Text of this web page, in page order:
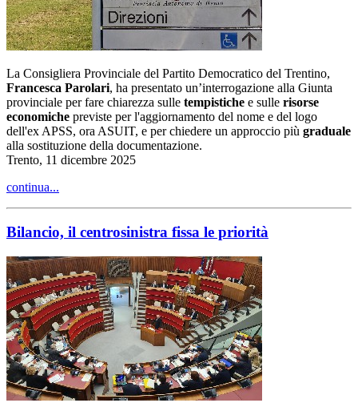
La Consigliera Provinciale del Partito Democratico del Trentino,
Francesca Parolari, ha presentato un’interrogazione alla Giunta
provinciale per fare chiarezza sulle tempistiche e sulle risorse
economiche previste per l'aggiornamento del nome e del logo
dell'ex APSS, ora ASUIT, e per chiedere un approccio più graduale
alla sostituzione della documentazione.
Trento, 11 dicembre 2025
continua...
Bilancio, il centrosinistra fissa le priorità